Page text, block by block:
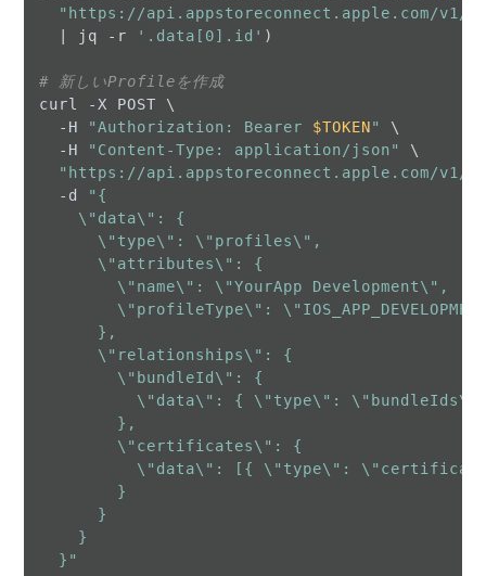
"https://api.appstoreconnect.apple.com/v1/
  | jq -r
'.data[0].id' )
# 新しいProfileを作成
curl -X POST \
  -H
"Authorization: Bearer $TOKEN"
\
  -H
"Content-Type: application/json"
\
"https://api.appstoreconnect.apple.com/v1/
  -d
"{
    \"data\": {
      \"type\": \"profiles\",
      \"attributes\": {
        \"name\": \"YourApp Development\",
\"profileType\":
      },
      \"relationships\": {
        \"bundleId\": {
\"data\": { \"type\":
        },
        \"certificates\": {
\"data\": [{ \"type\":
        }
      }
    }
  }"